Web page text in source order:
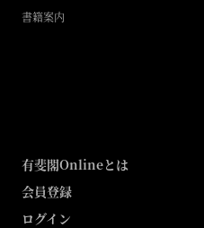
書籍案内
有斐閣Onlineとは
会員登録
ログイン